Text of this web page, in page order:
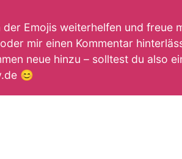
Emojis weiterhelfen und freue
mir einen Kommentar
neue hinzu – solltest du also
😊